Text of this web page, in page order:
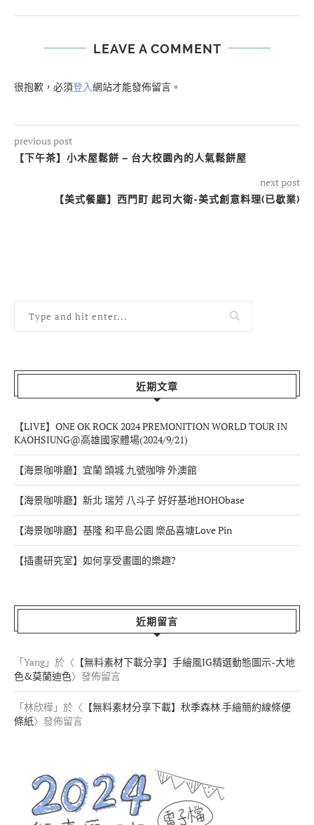
LEAVE A COMMENT
很抱歉，必須登入網站才能發佈留言。
previous post
【下午茶】小木屋鬆餅 – 台大校園內的人氣鬆餅屋
next post
【美式餐廳】西門町 起司大衛-美式創意料理(已歇業)
近期文章
【LIVE】ONE OK ROCK 2024 PREMONITION WORLD TOUR IN
KAOHSIUNG@高雄國家體場(2024/9/21)
【海景咖啡廳】宜蘭 頭城 九號咖啡 外澳館
【海景咖啡廳】新北 瑞芳 八斗子 好好基地HOHObase
【海景咖啡廳】基隆 和平島公園 樂品喜塘Love Pin
【插畫研究室】如何享受畫圖的樂趣?
近期留言
「Yang」於〈 【無料素材下載分享】手繪風IG精選動態圖示-大地
色&莫蘭迪色〉發佈留言
「林欣樺 」於〈 【無料素材分享下載】秋季森林 手繪簡約線條便
條紙〉發佈留言